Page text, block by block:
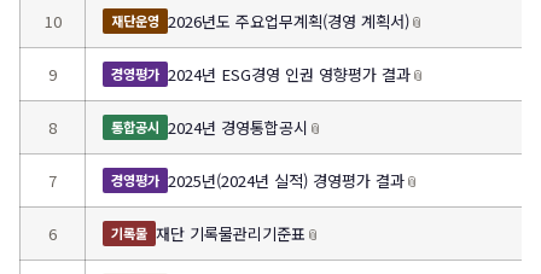
10 재단운영 2026년도 주요업무계획(경영 계획서)📎
9 경영평가 2024년 ESG경영 인권 영향평가 결과📎
8 통합공시 2024년 경영통합공시 📎
7 경영평가 2025년(2024년 실적) 경영평가 결과📎
6 기록물 재단 기록물관리기준표 📎